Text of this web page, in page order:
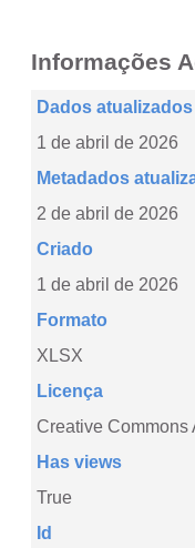
Informações
Dados
1 de abril de 2026
Metadados
2 de abril de 2026
Criado
1 de abril de 2026
Formato
XLSX
Licença
Creative Commons
Has views
True
Id